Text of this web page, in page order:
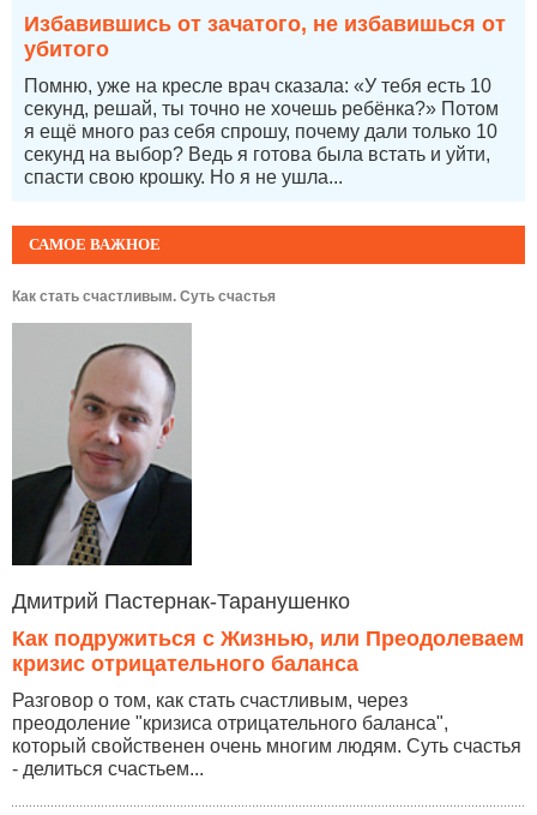
САМОЕ ВАЖНОЕ
Как стать счастливым. Суть счастья
Дмитрий Пастернак-Таранушенко
Как подружиться с Жизнью, или Преодолеваем
кризис отрицательного баланса
Разговор о том, как стать счастливым, через
преодоление "кризиса отрицательного баланса",
который свойственен очень многим людям. Суть счастья
- делиться счастьем...
Избавившись от зачатого, не избавишься от
убитого
Помню, уже на кресле врач сказала: «У тебя есть 10
секунд, решай, ты точно не хочешь ребёнка?» Потом
я ещё много раз себя спрошу, почему дали только 10
секунд на выбор? Ведь я готова была встать и уйти,
спасти свою крошку. Но я не ушла...